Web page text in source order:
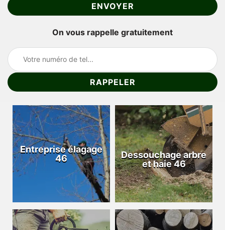
On vous rappelle gratuitement
Entreprise élagage
46
Dessouchage arbre
et haie 46